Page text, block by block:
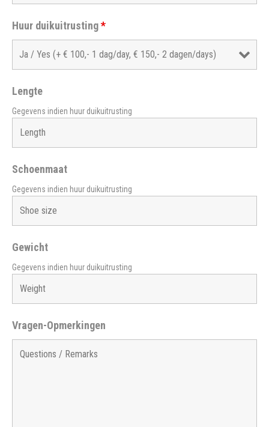
Huur duikuitrusting*
Lengte
Gegevens indien huur duikuitrusting
Schoenmaat
Gegevens indien huur duikuitrusting
Gewicht
Gegevens indien huur duikuitrusting
Vragen-Opmerkingen